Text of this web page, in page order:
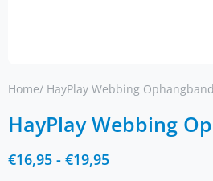
Home/ HayPlay Webbing Ophangband
HayPlay Webbing
€16,95 - €19,95